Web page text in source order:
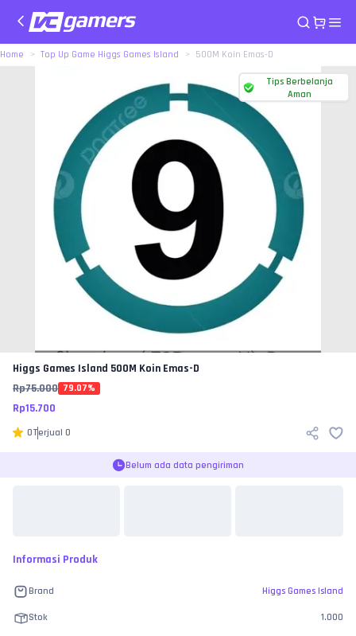
Home Top Up Game Higgs Games Island 500M Koin Emas-D
Tips Berbelanja
Aman
Higgs Games Island 500M Koin Emas-D
Rp75.000 79.07%
Rp15.700
0Terjual 0
Belum ada data pengiriman
Informasi Produk
Brand Higgs Games Island
Stok 1.000